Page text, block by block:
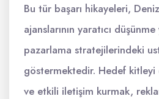
Bu tür başarı hikayeleri,
ajanslarının yaratıcı
pazarlama stratejilerindeki
göstermektedir. Hedef
ve etkili iletişim kurmak,